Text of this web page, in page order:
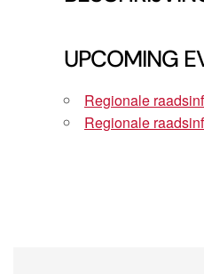
UPCOMING
Regionale
Regionale